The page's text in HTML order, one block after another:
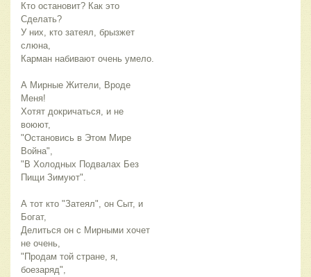
Кто остановит? Как это
Сделать?
У них, кто затеял, брызжет
слюна,
Карман набивают очень умело.
А Мирные Жители, Вроде
Меня!
Хотят докричаться, и не
воюют,
"Остановись в Этом Мире
Война",
"В Холодных Подвалах Без
Пищи Зимуют".
А тот кто "Затеял", он Сыт, и
Богат,
Делиться он с Мирными хочет
не очень,
"Продам той стране, я,
боезаряд",